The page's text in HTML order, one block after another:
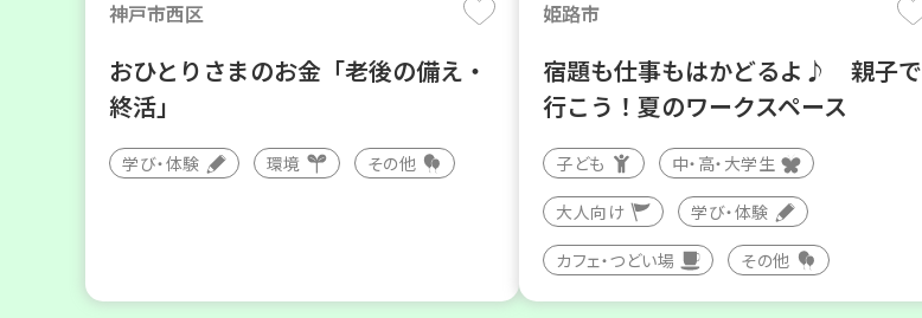
神戸市西区
おひとりさまのお金「老後の備え・
終活」
学び・体験 環境 その他
姫路市
宿題も仕事もはかどるよ♪ 親子で
行こう！夏のワークスペース
子ども 中・高・大学生
大人向け 学び・体験
カフェ・つどい場 その他